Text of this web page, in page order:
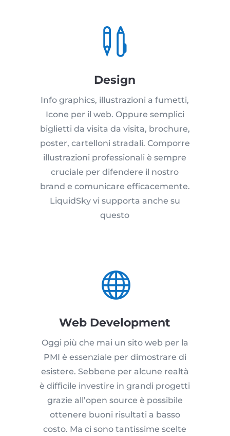

Design
Info graphics, illustrazioni a fumetti,
Icone per il web. Oppure semplici
biglietti da visita da visita, brochure,
poster, cartelloni stradali. Comporre
illustrazioni professionali è sempre
cruciale per difendere il nostro
brand e comunicare efficacemente.
LiquidSky vi supporta anche su
questo

Web Development
Oggi più che mai un sito web per la
PMI è essenziale per dimostrare di
esistere. Sebbene per alcune realtà
è difficile investire in grandi progetti
grazie all’open source è possibile
ottenere buoni risultati a basso
costo. Ma ci sono tantissime scelte